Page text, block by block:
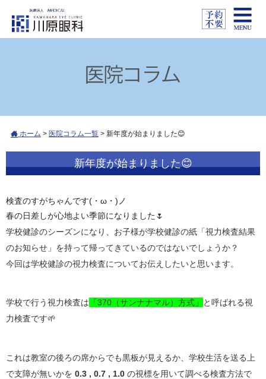
ホーム > 医院コラム一覧> 新年度が始まりました😊
新年度が始まりました😊
検査のすがちゃんです(・ω・)ノ
春の日差しが心地よい季節になりました🌷
学校健診のシーズンになり、お子様が学校健診の紙「視力検査結果
のお知らせ」を持って帰ってきているのではないでしょうか？
今回は学校健診の視力検査についてお伝えしたいと思います。
学校で行う視力検査は 「370（サンナナマル）方式」
と呼ばれる視
力検査です🌱
これは教室の後ろの席からでも黒板が見えるか、学校生活を送る上
で支障が無いかを 0.3 , 0.7 , 1.0 の視標を用いて調べる検査方法で